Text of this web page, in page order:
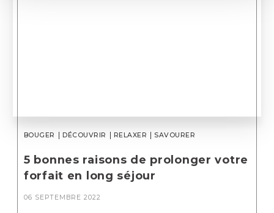
BOUGER DÉCOUVRIR RELAXER SAVOURER
5 bonnes raisons de prolonger votre
forfait en long séjour
06 SEPTEMBRE 2022